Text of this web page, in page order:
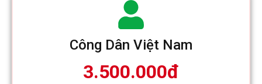
Công Dân Việt Nam
3.500.000đ